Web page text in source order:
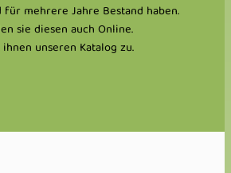
mehrere Jahre Bestand haben.
sie diesen auch Online.
unseren Katalog zu.